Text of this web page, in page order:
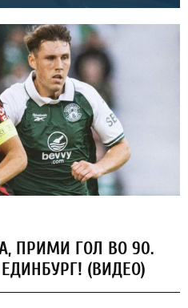
ПРИМИ ГОЛ ВО 90.
(ВИДЕО)